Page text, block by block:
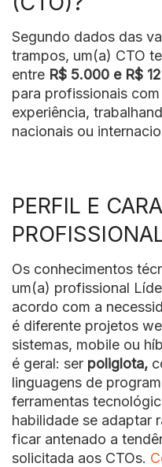
Segundo dados das
trampos, um(a) CTO
entre R$ 5.000 e R$
para profissionais
experiência,
nacionais ou
PERFIL E
Os conhecimentos
um(a) profissional
acordo com a
é diferente projetos
sistemas, mobile ou
é geral: ser poliglota,
linguagens de
ferramentas
habilidade se adaptar
ficar antenado a
solicitada aos CTOs.